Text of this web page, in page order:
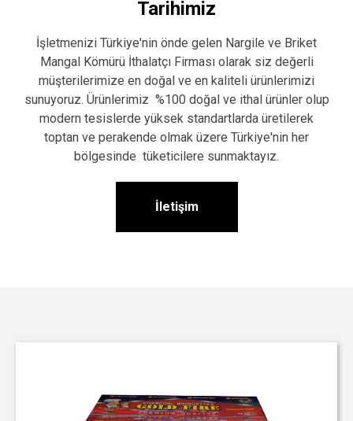
Tarihimiz
İşletmenizi Türkiye'nin önde gelen Nargile ve Briket
Mangal Kömürü İthalatçı Firması olarak siz değerli
müşterilerimize en doğal ve en kaliteli ürünlerimizi
sunuyoruz. Ürünlerimiz %100 doğal ve ithal ürünler olup
modern tesislerde yüksek standartlarda üretilerek
toptan ve perakende olmak üzere Türkiye'nin her
bölgesinde tüketicilere sunmaktayız.
İletişim